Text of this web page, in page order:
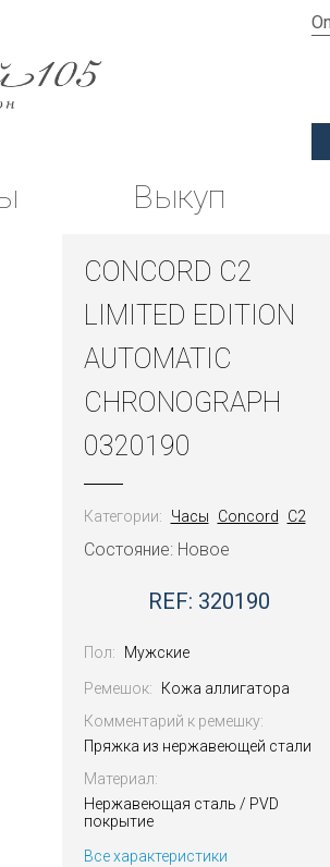
Выкуп
CONCORD C2
LIMITED EDITION
AUTOMATIC
CHRONOGRAPH
0320190
Категории: Часы Concord C2
Состояние: Новое
REF: 320190
Пол: Мужские
Ремешок:
Кожа аллигатора
Комментарий к ремешку:
Пряжка из нержавеющей стали
Материал:
Нержавеющая сталь / PVD
покрытие
Все характеристики